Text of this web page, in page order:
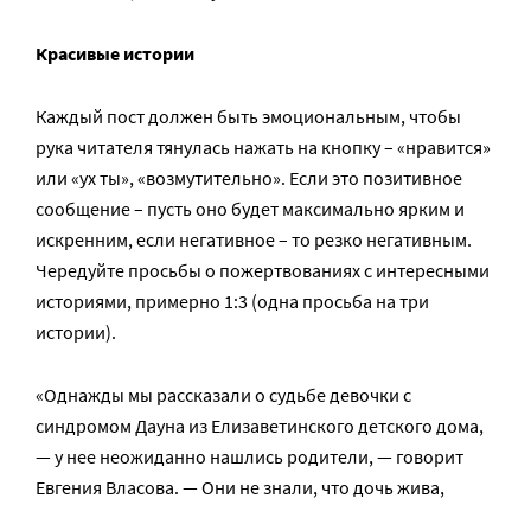
Красивые истории
Каждый пост должен быть эмоциональным, чтобы
рука читателя тянулась нажать на кнопку – «нравится»
или «ух ты», «возмутительно». Если это позитивное
сообщение – пусть оно будет максимально ярким и
искренним, если негативное – то резко негативным.
Чередуйте просьбы о пожертвованиях с интересными
историями, примерно 1:3 (одна просьба на три
истории).
«Однажды мы рассказали о судьбе девочки с
синдромом Дауна из Елизаветинского детского дома,
— у нее неожиданно нашлись родители, — говорит
Евгения Власова. — Они не знали, что дочь жива,